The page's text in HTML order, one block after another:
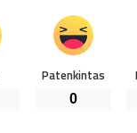
Patenkintas
0